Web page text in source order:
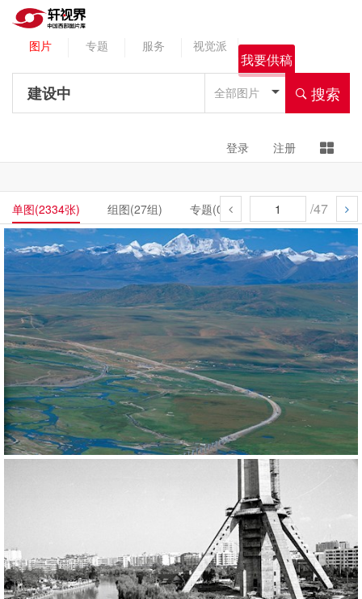
图片 专题 服务 视觉派
我要供稿
全部图片 搜索
登录 注册
单图(2334张) 组图(27组) 专题(0组) /47